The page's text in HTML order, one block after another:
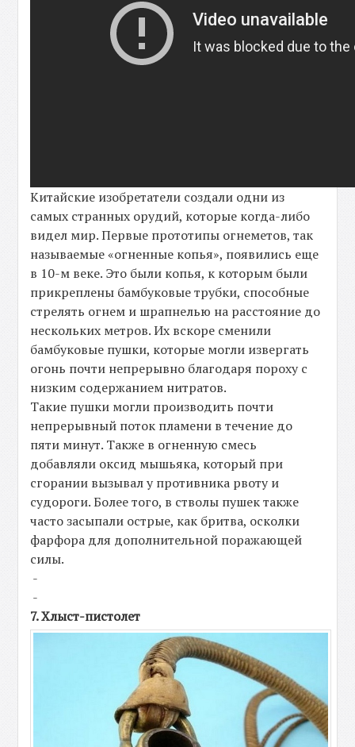
Китайские изобретатели создали одни из
самых странных орудий, которые когда-либо
видел мир. Первые прототипы огнеметов, так
называемые «огненные копья», появились еще
в 10-м веке. Это были копья, к которым были
прикреплены бамбуковые трубки, способные
стрелять огнем и шрапнелью на расстояние до
нескольких метров. Их вскоре сменили
бамбуковые пушки, которые могли извергать
огонь почти непрерывно благодаря пороху с
низким содержанием нитратов.
Такие пушки могли производить почти
непрерывный поток пламени в течение до
пяти минут. Также в огненную смесь
добавляли оксид мышьяка, который при
сгорании вызывал у противника рвоту и
судороги. Более того, в стволы пушек также
часто засыпали острые, как бритва, осколки
фарфора для дополнительной поражающей
силы.
-
-
7. Хлыст-пистолет